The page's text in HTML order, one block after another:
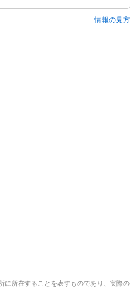
情報の見方
所在することを表すものであり、実際の